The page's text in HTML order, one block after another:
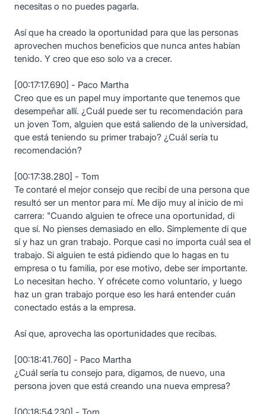
necesitas o no puedes pagarla.
Así que ha creado la oportunidad para que las personas
aprovechen muchos beneficios que nunca antes habían
tenido. Y creo que eso solo va a crecer.
[00:17:17.690] - Paco Martha
Creo que es un papel muy importante que tenemos que
desempeñar allí. ¿Cuál puede ser tu recomendación para
un joven Tom, alguien que está saliendo de la universidad,
que está teniendo su primer trabajo? ¿Cuál sería tu
recomendación?
[00:17:38.280] - Tom
Te contaré el mejor consejo que recibí de una persona que
resultó ser un mentor para mí. Me dijo muy al inicio de mi
carrera: "Cuando alguien te ofrece una oportunidad, di
que sí. No pienses demasiado en ello. Simplemente di que
sí y haz un gran trabajo. Porque casi no importa cuál sea el
trabajo. Si alguien te está pidiendo que lo hagas en tu
empresa o tu familia, por ese motivo, debe ser importante.
Lo necesitan hecho. Y ofrécete como voluntario, y luego
haz un gran trabajo porque eso les hará entender cuán
conectado estás a la empresa.
Así que, aprovecha las oportunidades que recibas.
[00:18:41.760] - Paco Martha
¿Cuál sería tu consejo para, digamos, de nuevo, una
persona joven que está creando una nueva empresa?